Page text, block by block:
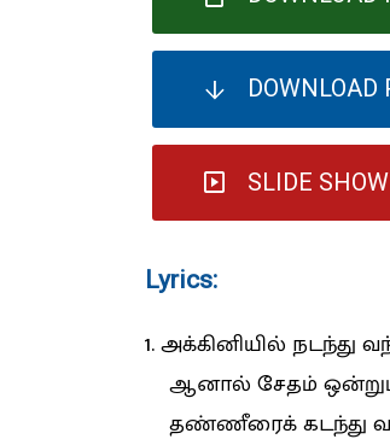
DOWNLOAD
SLIDE SHOW
Lyrics:
1. அக்கினியில் நடந்து
ஆனால் சேதம்
தண்ணீரைக் கடந்து